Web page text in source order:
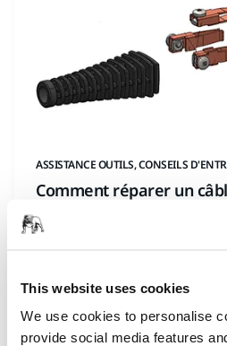
This website uses cookies
We use cookies to personalise
provide social media features
ASSISTANCE OUTILS, CONSEILS
Comment réparer un
DEROS/DOES/LEROS ?